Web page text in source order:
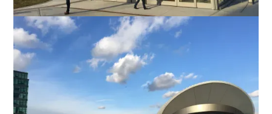
Favorite